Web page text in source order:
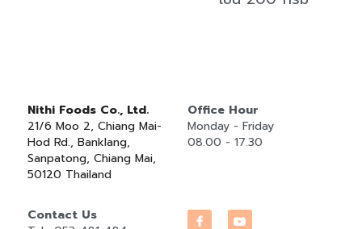
Nithi Foods Co., Ltd.
21/6 Moo 2, Chiang Mai-
Hod Rd., Banklang,
Sanpatong, Chiang Mai,
50120 Thailand
Office Hour
Monday - Friday
08.00 - 17.30
Contact Us